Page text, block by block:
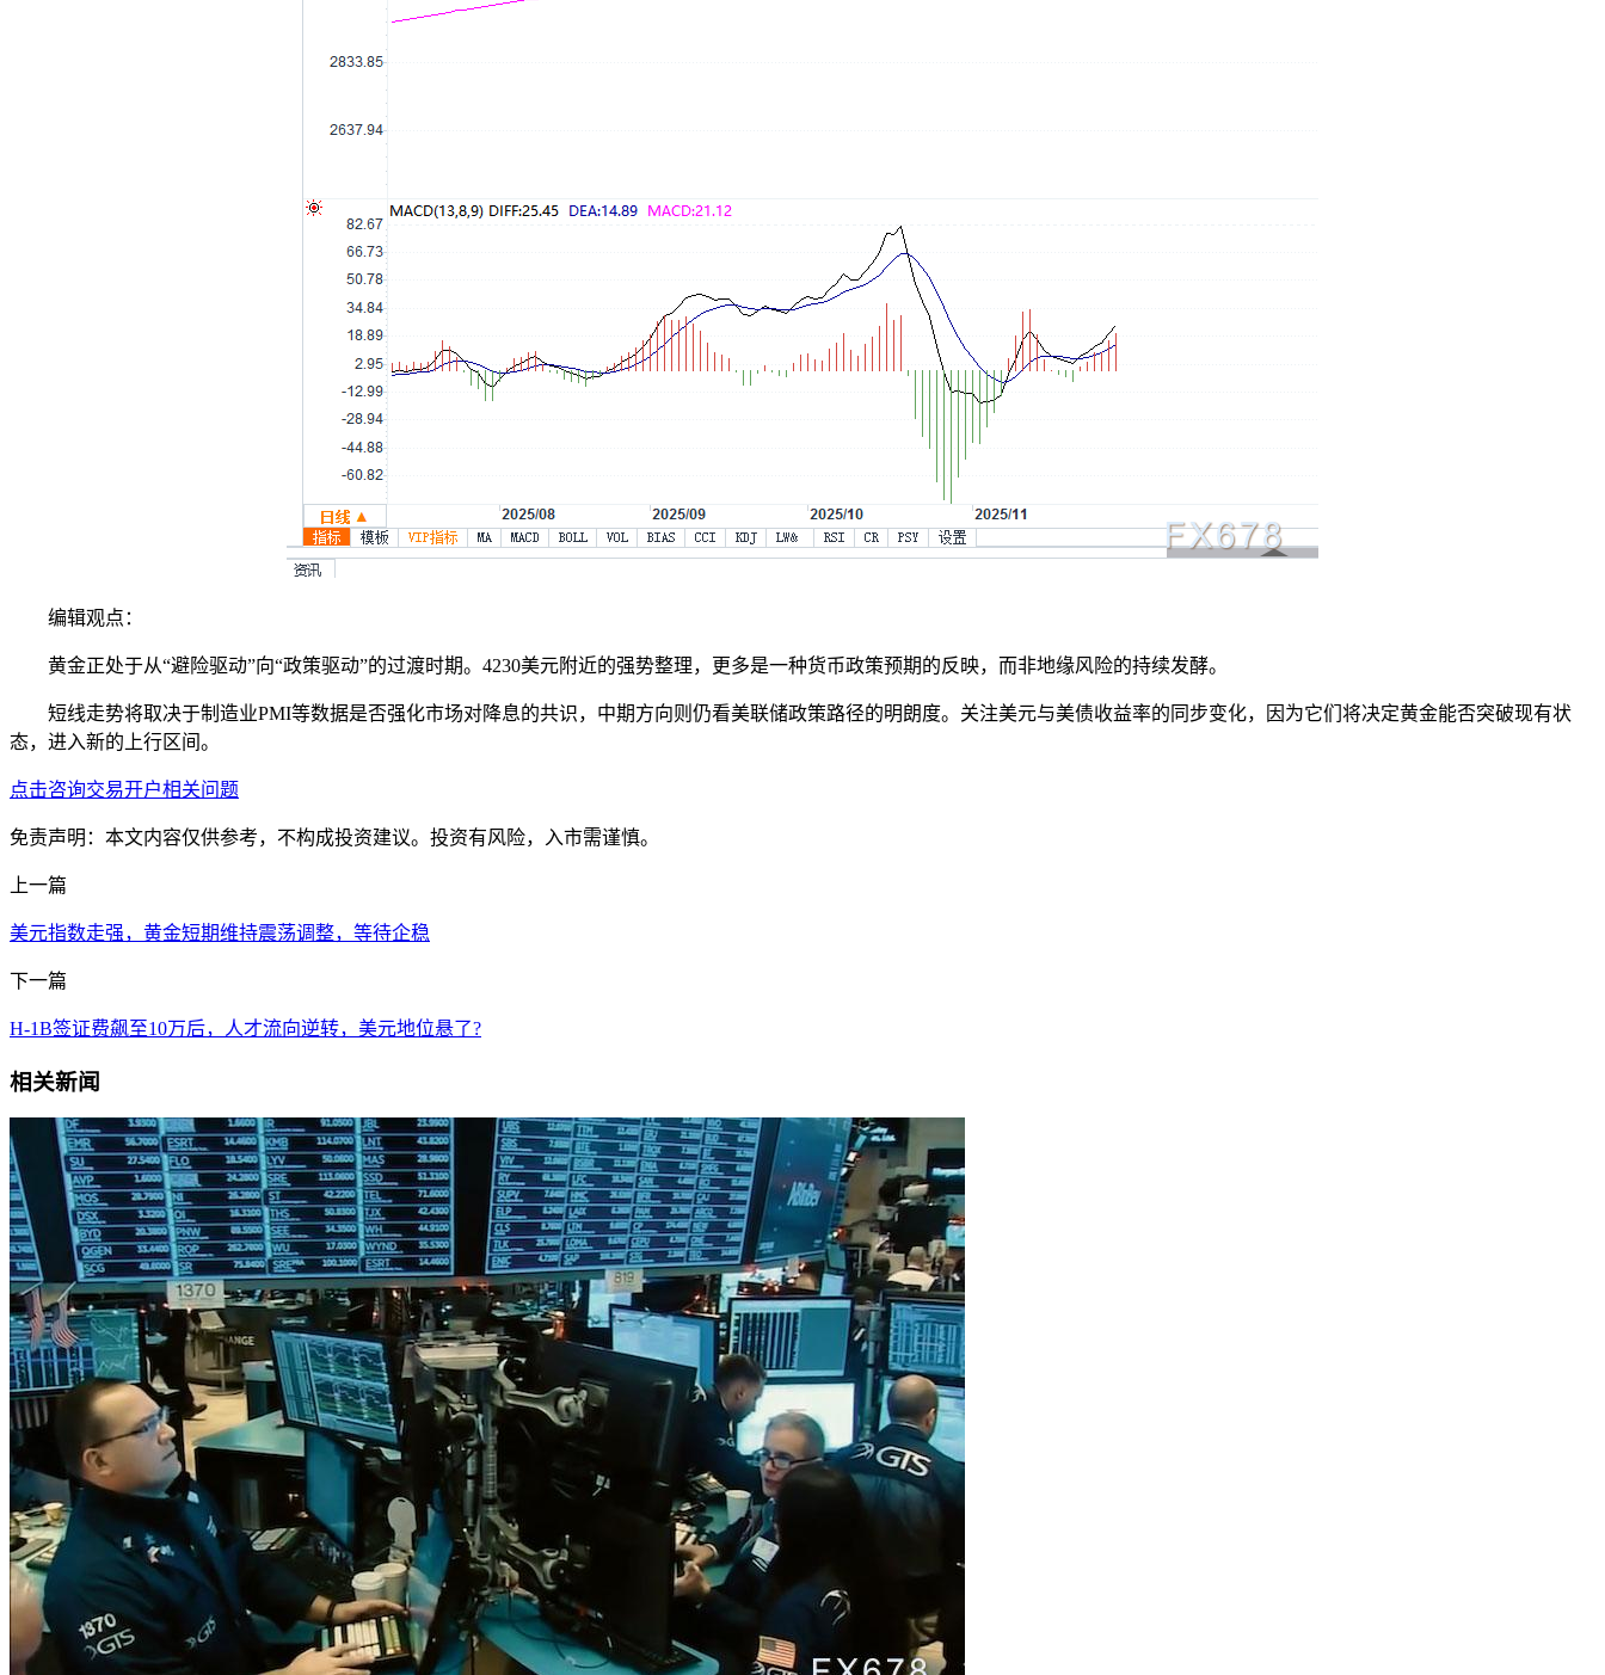
编辑观点：
黄金正处于从“避险驱动”向“政策驱动”的过渡时期。4230美元附近的强势整理，更多是一种货币政策预期的反映，而非地缘风险的持续发酵。
短线走势将取决于制造业PMI等数据是否强化市场对降息的共识，中期方向则仍看美联储政策路径的明朗度。关注美元与美债收益率的同步变化，因为它们将决定黄金能否突破现有状
态，进入新的上行区间。
点击咨询交易开户相关问题
免责声明：本文内容仅供参考，不构成投资建议。投资有风险，入市需谨慎。
上一篇
美元指数走强，黄金短期维持震荡调整，等待企稳
下一篇
H-1B签证费飙至10万后，人才流向逆转，美元地位悬了?
相关新闻